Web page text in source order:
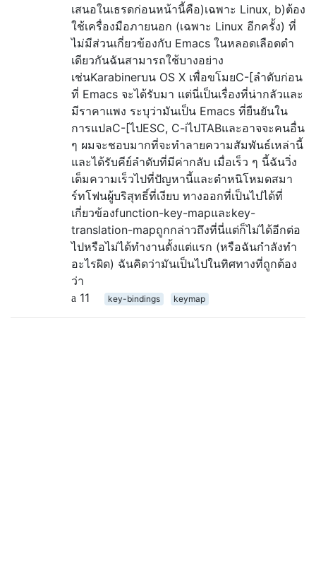
เสนอในเธรดก่อนหน้านี้คือ)เฉพาะ Linux, b)ต้อง
ใช้เครื่องมือภายนอก (เฉพาะ Linux อีกครั้ง) ที่
ไม่มีส่วนเกี่ยวข้องกับ Emacs ในหลอดเลือดดำ
เดียวกันฉันสามารถใช้บางอย่าง
เช่นKarabinerบน OS X เพื่อขโมยC-[ลำดับก่อน
ที่ Emacs จะได้รับมา แต่นี่เป็นเรื่องที่น่ากลัวและ
มีราคาแพง ระบุว่ามันเป็น Emacs ที่ยืนยันใน
การแปลC-[ไปESC, C-iไปTABและอาจจะคนอื่น
ๆ ผมจะชอบมากที่จะทำลายความสัมพันธ์เหล่านี้
และได้รับคีย์ลำดับที่มีค่ากลับ เมื่อเร็ว ๆ นี้ฉันวิ่ง
เต็มความเร็วไปที่ปัญหานี้และตำหนิโหมดสมา
ร์ทโฟนผู้บริสุทธิ์ที่เงียบ ทางออกที่เป็นไปได้ที่
เกี่ยวข้องfunction-key-mapและkey-
translation-mapถูกกล่าวถึงที่นี่แต่ก็ไม่ได้อีกต่อ
ไปหรือไม่ได้ทำงานตั้งแต่แรก (หรือฉันกำลังทำ
อะไรผิด) ฉันคิดว่ามันเป็นไปในทิศทางที่ถูกต้อง
ว่า
11
key-bindings keymap